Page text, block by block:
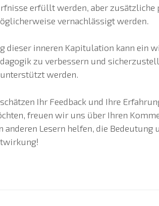
erfüllt werden, aber zusätzliche
vernachlässigt werden.
dieser inneren Kapitulation kann ein
zu verbessern und
werden.
Ihr Feedback und Ihre
freuen wir uns über Ihren
Lesern helfen, die Bedeutung